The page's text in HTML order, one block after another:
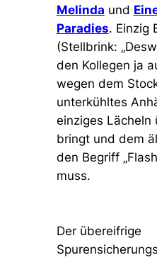
Melinda und
Paradies. Einzig
(Stellbrink:
den Kollegen ja
wegen dem
unterkühltes
einziges Lächeln
bringt und dem
den Begriff
muss.
Der übereifrige